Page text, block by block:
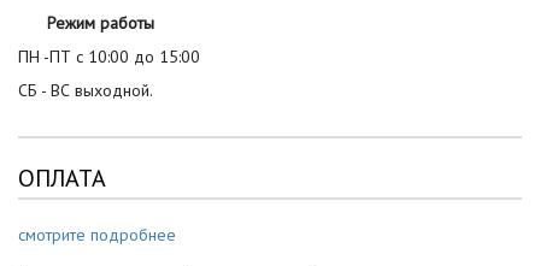
Режим работы
ПН -ПТ с 10:00 до 15:00
СБ - ВС выходной.
ОПЛАТА
смотрите подробнее